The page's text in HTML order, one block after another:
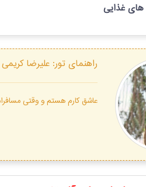
غذایی
راهنمای تور: علیرضا کریمی
عاشق کارم هستم و وقتی